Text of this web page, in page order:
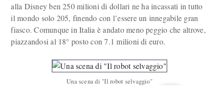
alla Disney ben 250 milioni di dollari ne ha incassati in tutto
il mondo solo 205, finendo con l’essere un innegabile gran
fiasco. Comunque in Italia è andato meno peggio che altrove,
piazzandosi al 18° posto con 7.1 milioni di euro.
Una scena di "Il robot selvaggio"